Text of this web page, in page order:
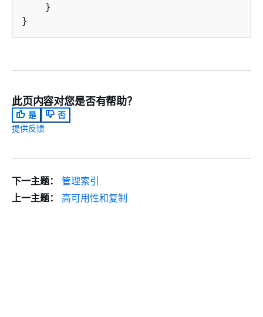
    }
}
此页内容对您是否有帮助？
是
否
提供反馈
下一主题：
管理索引
上一主题：
高可用性和复制